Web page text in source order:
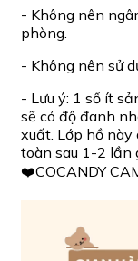
- Không nên
phòng.
- Không nên sử
- Lưu ý: 1 số ít
sẽ có độ đanh
xuất. Lớp hồ này
toàn sau 1-2 lần
❤️COCANDY